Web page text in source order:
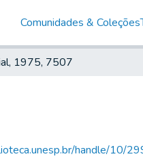
Comunidades & Coleções
1975, 7507
handle/10/